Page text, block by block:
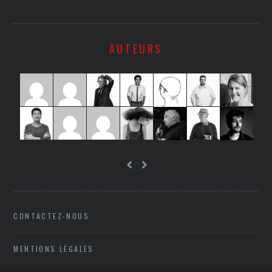
AUTEURS
CONTACTEZ-NOUS
MENTIONS LÉGALES